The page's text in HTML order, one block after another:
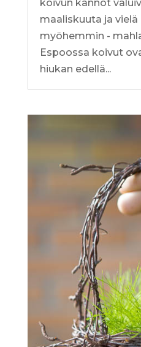
koivun kannot
maaliskuuta ja vielä
myöhemmin -
Espoossa koivut
hiukan edellä...